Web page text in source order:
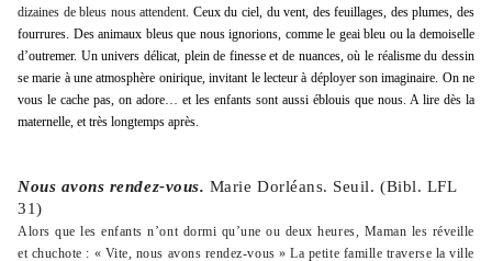
dizaines de bleus nous attendent. Ceux du ciel, du vent, des feuillages, des plumes, des
fourrures. Des animaux bleus que nous ignorions, comme le geai bleu ou la demoiselle
d’outremer. Un univers délicat, plein de finesse et de nuances, où le réalisme du dessin
se marie à une atmosphère onirique, invitant le lecteur à déployer son imaginaire. On ne
vous le cache pas, on adore… et les enfants sont aussi éblouis que nous. A lire dès la
maternelle, et très longtemps après.
Nous avons rendez-vous. Marie Dorléans. Seuil. (Bibl. LFL
31)
Alors que les enfants n’ont dormi qu’une ou deux heures, Maman les réveille
et chuchote : « Vite, nous avons rendez-vous » La petite famille traverse la ville